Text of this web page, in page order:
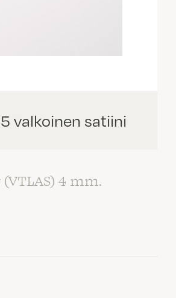
valkoinen satiini
4 mm.